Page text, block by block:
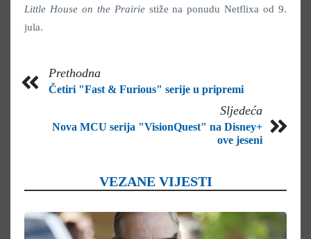
Little House on the Prairiestiže na ponudu Netflixa od 9.
jula.
Prethodna
Četiri "Fast & Furious" serije u pripremi
Sljedeća
Nova MCU serija "VisionQuest" na Disney+
ove jeseni
VEZANE VIJESTI